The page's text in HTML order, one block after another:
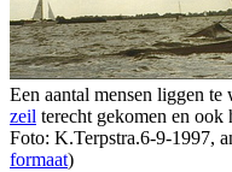
Een aantal mensen liggen
zeil terecht gekomen en ook
Foto: K.Terpstra.6-9-1997,
formaat)